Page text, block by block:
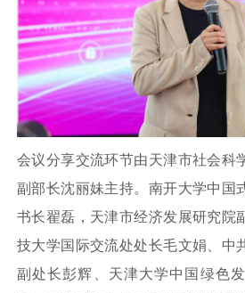
会议分享交流环节由天津市社会科
副部长沈丽妹主持。南开大学中国
书长翟磊，天津市经济发展研究院
技大学国际交流处处长毛文娟、中
副处长彭辉、天津大学中国绿色